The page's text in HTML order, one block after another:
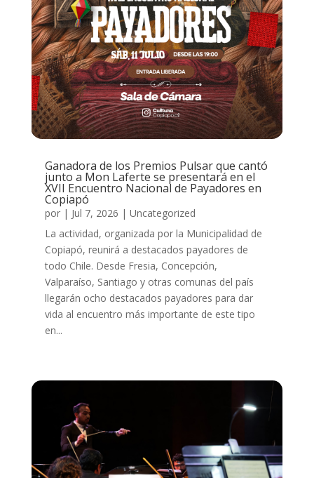
Ganadora de los Premios Pulsar que cantó
junto a Mon Laferte se presentará en el
XVII Encuentro Nacional de Payadores en
Copiapó
por | Jul 7, 2026 | Uncategorized
La actividad, organizada por la Municipalidad de
Copiapó, reunirá a destacados payadores de
todo Chile. Desde Fresia, Concepción,
Valparaíso, Santiago y otras comunas del país
llegarán ocho destacados payadores para dar
vida al encuentro más importante de este tipo
en...